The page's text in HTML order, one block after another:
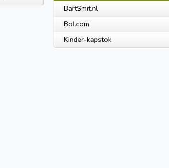
BartSmit.nl
Bol.com
Kinder-kapstok